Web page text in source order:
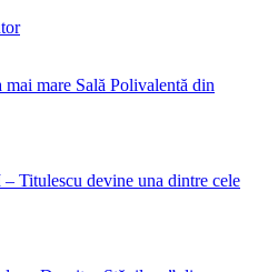
mai mare Sală Polivalentă din
Titulescu devine una dintre cele